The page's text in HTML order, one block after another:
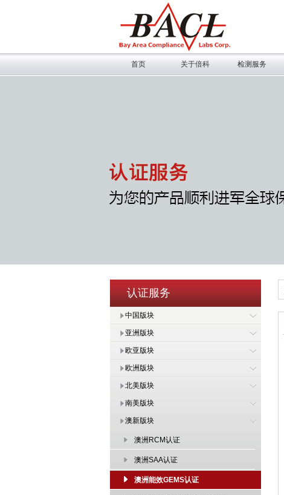
首页 关于倍科 检测服务
认证服务
中国版块
亚洲版块
欧亚版块
欧洲版块
北美版块
南美版块
澳新版块
澳洲RCM认证
澳洲SAA认证
澳洲能效GEMS认证